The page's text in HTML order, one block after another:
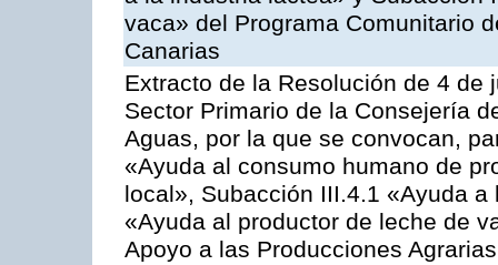
vaca» del Programa Comunitario
Canarias
Extracto de la Resolución de 4
Sector Primario de la Consejería
Aguas, por la que se convocan,
«Ayuda al consumo humano de
local», Subacción III.4.1 «Ayuda
«Ayuda al productor de leche de
Apoyo a las Producciones